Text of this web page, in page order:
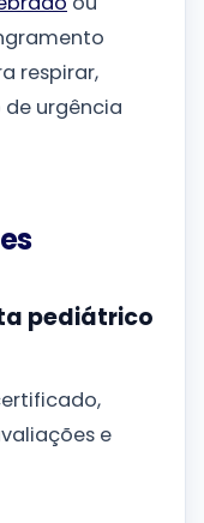
respirar,
urgência
pediátrico
e